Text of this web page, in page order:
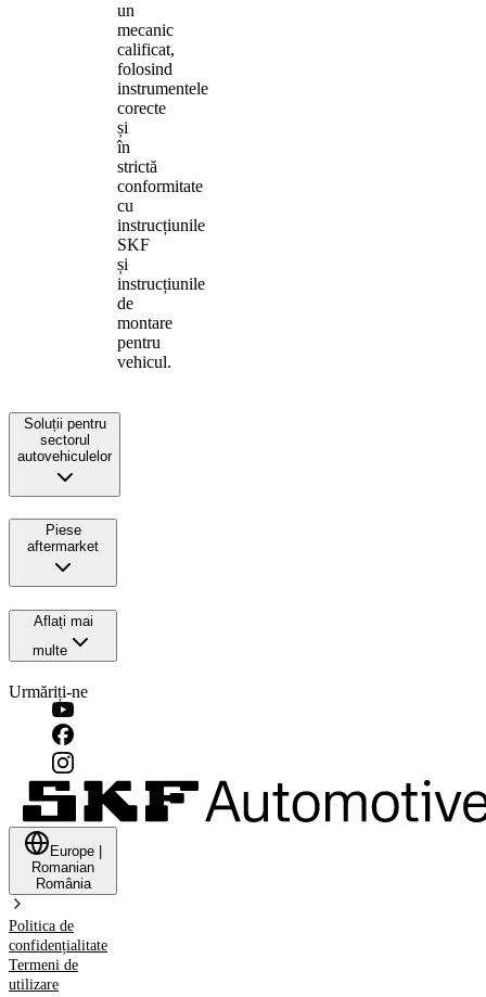
un
mecanic
calificat,
folosind
instrumentele
corecte
și
în
strictă
conformitate
cu
instrucțiunile
SKF
și
instrucțiunile
de
montare
pentru
vehicul.
Soluții pentru
sectorul
autovehiculelor
Piese
aftermarket
Aflați mai
multe
Urmăriți-ne
Europe
Romanian
România
Politica de
confidențialitate
Termeni de
utilizare